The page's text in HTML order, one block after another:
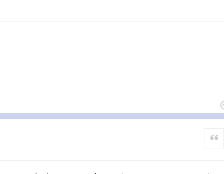
Citar